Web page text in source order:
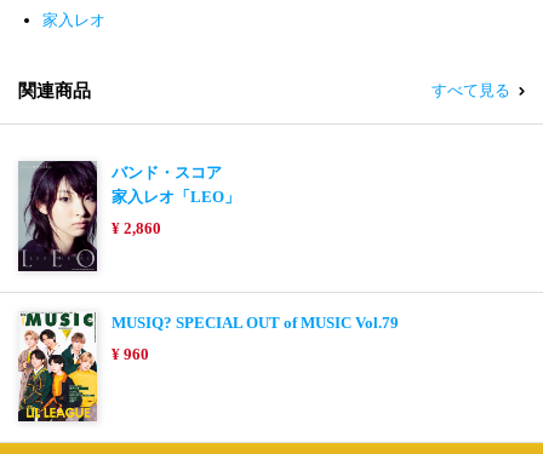
家入レオ
関連商品 すべて見る
バンド・スコア
家入レオ「LEO」
¥ 2,860
MUSIQ? SPECIAL OUT of MUSIC Vol.79
¥ 960